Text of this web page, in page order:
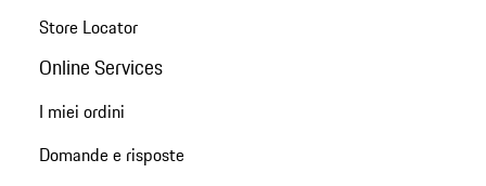
Store Locator
Online Services
I miei ordini
Domande e risposte